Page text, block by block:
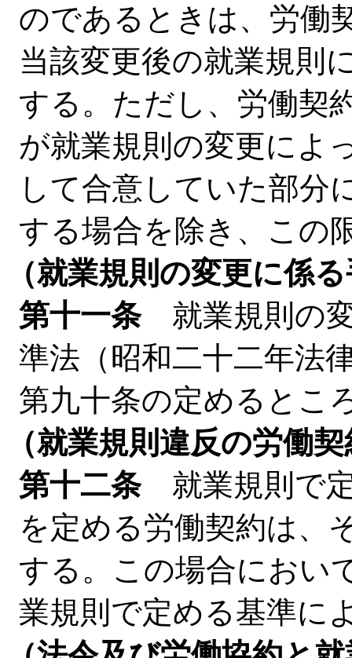
のであるときは、労働
当該変更後の就業規則
する。ただし、労働契
が就業規則の変更によ
して合意していた部分
する場合を除き、この
（就業規則の変更に係
第十一条就業規則の変
準法（昭和二十二年法
第九十条の定めるとこ
（就業規則違反の労働
第十二条就業規則で定
を定める労働契約は、
する。この場合におい
業規則で定める基準に